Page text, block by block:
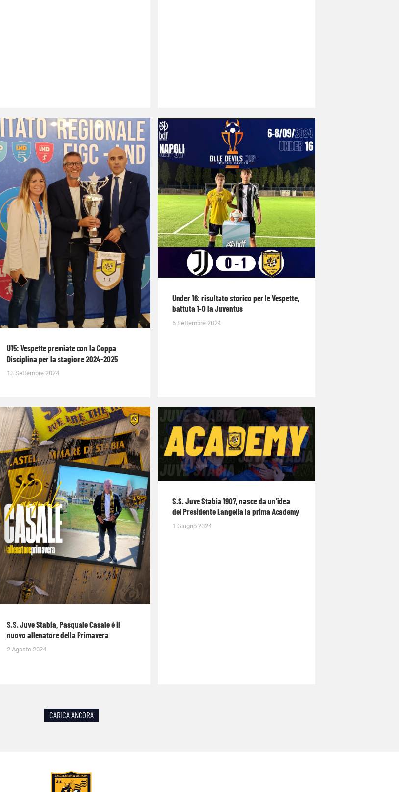
U15: Vespette premiate con la Coppa
Disciplina per la stagione 2024-2025
13 Settembre 2024
Under 16: risultato storico per le Vespette,
battuta 1-0 la Juventus
6 Settembre 2024
S.S. Juve Stabia, Pasquale Casale é il
nuovo allenatore della Primavera
2 Agosto 2024
S.S. Juve Stabia 1907, nasce da un’idea
del Presidente Langella la prima Academy
1 Giugno 2024
CARICA ANCORA